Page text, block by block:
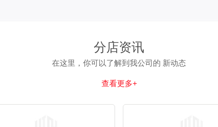
分店资讯
在这里，你可以了解到我公司的 新动态
查看更多+